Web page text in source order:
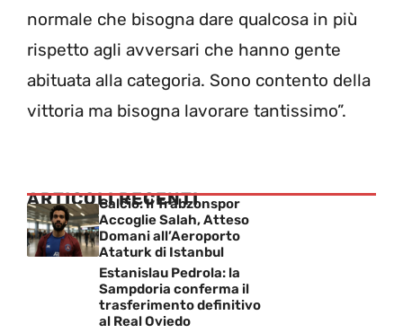
normale che bisogna dare qualcosa in più
rispetto agli avversari che hanno gente
abituata alla categoria. Sono contento della
vittoria ma bisogna lavorare tantissimo”.
ARTICOLI RECENTI
Calcio: Il Trabzonspor
Accoglie Salah, Atteso
Domani all’Aeroporto
Ataturk di Istanbul
Estanislau Pedrola: la
Sampdoria conferma il
trasferimento definitivo
al Real Oviedo